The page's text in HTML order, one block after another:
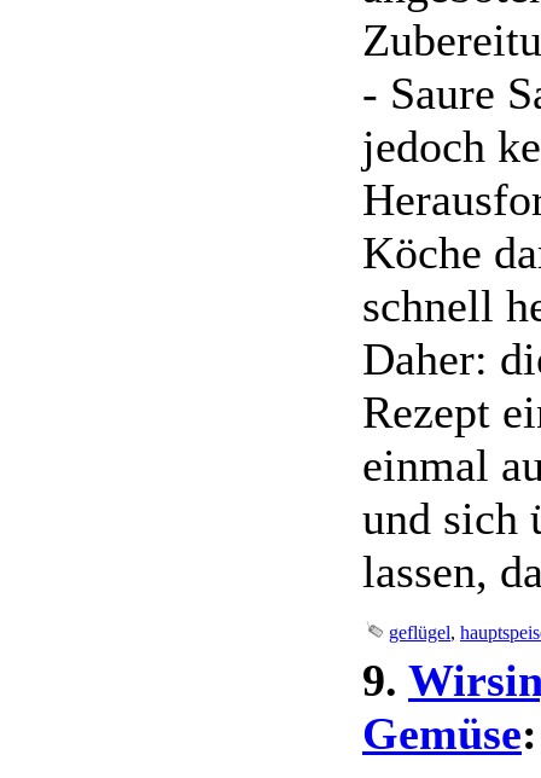
- Saure
jedoch
Köche
schnell
Daher:
Rezept
einmal
und sich
lassen,
geflügel,
9.
Gemüse: